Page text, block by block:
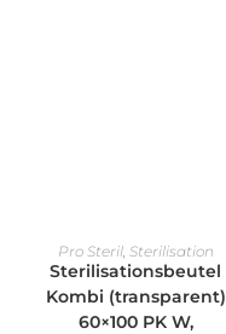
IN DEN WARENKORB
Pro Steril, Sterilisation
Sterilisationsbeutel
Kombi (transparent)
60×100 PK W,